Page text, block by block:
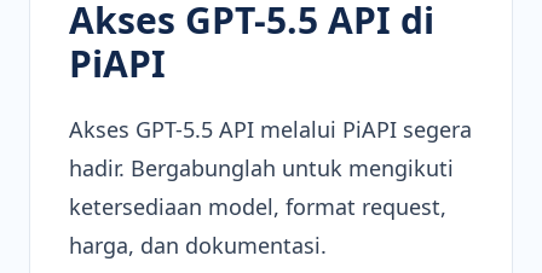
Akses GPT-5.5 API di
PiAPI
Akses GPT-5.5 API melalui PiAPI segera
hadir. Bergabunglah untuk mengikuti
ketersediaan model, format request,
harga, dan dokumentasi.